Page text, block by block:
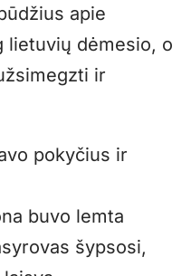
apie
lietuvių dėmesio, o
ir
pokyčius ir
buvo lemta
šypsosi,